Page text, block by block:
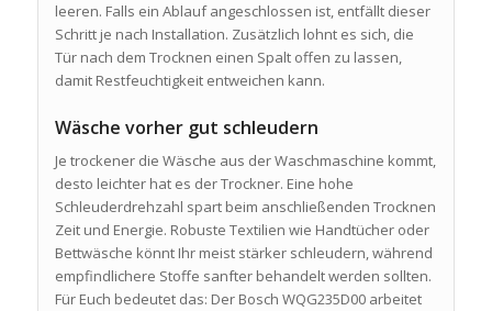
leeren. Falls ein Ablauf angeschlossen ist, entfällt dieser
Schritt je nach Installation. Zusätzlich lohnt es sich, die
Tür nach dem Trocknen einen Spalt offen zu lassen,
damit Restfeuchtigkeit entweichen kann.
Wäsche vorher gut schleudern
Je trockener die Wäsche aus der Waschmaschine kommt,
desto leichter hat es der Trockner. Eine hohe
Schleuderdrehzahl spart beim anschließenden Trocknen
Zeit und Energie. Robuste Textilien wie Handtücher oder
Bettwäsche könnt Ihr meist stärker schleudern, während
empfindlichere Stoffe sanfter behandelt werden sollten.
Für Euch bedeutet das: Der Bosch WQG235D00 arbeitet